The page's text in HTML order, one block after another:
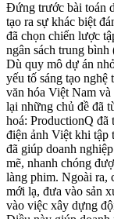
Đứng trước bài toán
tạo ra sự khác biệt
đã chọn chiến lược
ngân sách trung
Dù quy mô dự án
yếu tố sáng tạo nghệ
văn hóa Việt Nam
lại những chủ đề đã
hoá: ProductionQ đã
điện ảnh Việt khi tập
đã giúp doanh
mẽ, nhanh chóng
làng phim. Ngoài ra,
mới lạ, đưa vào sản
vào việc xây dựng